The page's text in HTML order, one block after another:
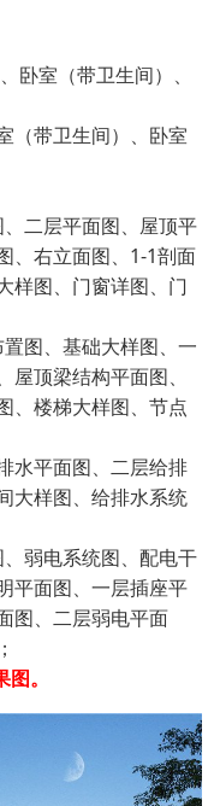
卧室（带卫生间）、
（带卫生间）、卧室
二层平面图、屋顶平
、右立面图、1-1剖面
样图、门窗详图、门
图、基础大样图、一
顶梁结构平面图、
、楼梯大样图、节点
水平面图、二层给排
大样图、给排水系统
弱电系统图、配电干
平面图、一层插座平
图、二层弱电平面
。